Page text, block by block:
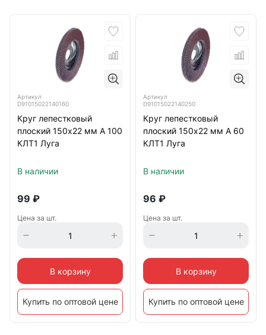
Артикул
D91015022140160
Круг лепестковый
плоский 150х22 мм A 100
КЛТ1 Луга
В наличии
99 ₽
Цена за шт.
В корзину
Купить по оптовой цене
Артикул
D91015022140250
Круг лепестковый
плоский 150х22 мм A 60
КЛТ1 Луга
В наличии
96 ₽
Цена за шт.
В корзину
Купить по оптовой цене